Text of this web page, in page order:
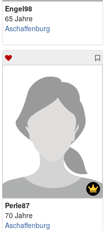
Engel98
65 Jahre
Aschaffenburg
Perle87
70 Jahre
Aschaffenburg